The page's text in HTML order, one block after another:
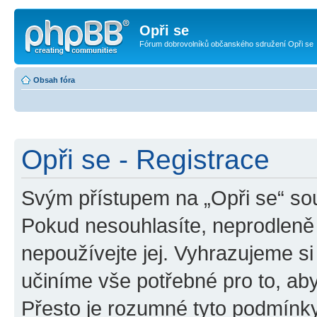
Opři se
Fórum dobrovolníků občanského sdružení Opři se
Obsah fóra
Opři se - Registrace
Svým přístupem na „Opři se“
Pokud nesouhlasíte,
nepoužívejte jej. Vyhrazujeme
učiníme vše potřebné pro to,
Přesto je rozumné tyto